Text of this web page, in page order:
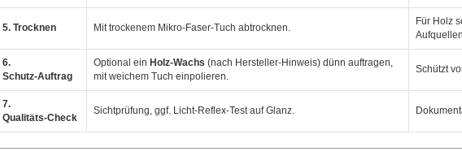
5. Trocknen Mit trockenem Mikro‑Faser‑Tuch abtrocknen.
Für Holz
6.
Schutz‑Auftrag
Optional ein Holz‑Wachs (nach Hersteller‑Hinweis) dünn auftragen,
mit weichem Tuch einpolieren.
Schützt
7.
Qualitäts‑Check
Sichtprüfung, ggf. Licht‑Reflex‑Test auf Glanz.